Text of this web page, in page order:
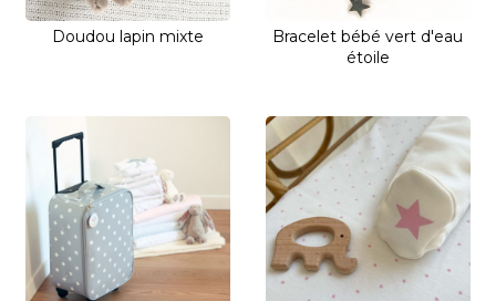
Doudou lapin mixte
Bracelet bébé vert d'eau
étoile